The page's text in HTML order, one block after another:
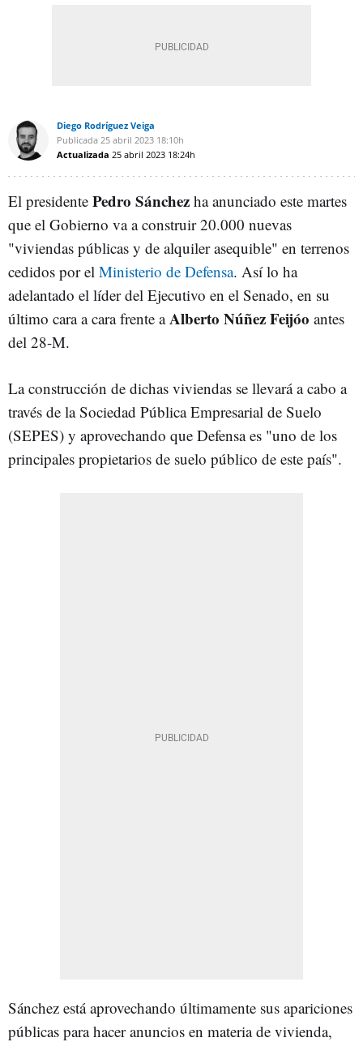
Diego Rodríguez Veiga
Publicada 25 abril 2023 18:10h
Actualizada 25 abril 2023 18:24h
El presidente Pedro Sánchez ha anunciado este martes
que el Gobierno va a construir 20.000 nuevas
"viviendas públicas y de alquiler asequible" en terrenos
cedidos por el Ministerio de Defensa. Así lo ha
adelantado el líder del Ejecutivo en el Senado, en su
último cara a cara frente aAlberto Núñez Feijóo antes
del 28-M.
La construcción de dichas viviendas se llevará a cabo a
través de la Sociedad Pública Empresarial de Suelo
(SEPES) y aprovechando que Defensa es "uno de los
principales propietarios de suelo público de este país".
Sánchez está aprovechando últimamente sus apariciones
públicas para hacer anuncios en materia de vivienda,